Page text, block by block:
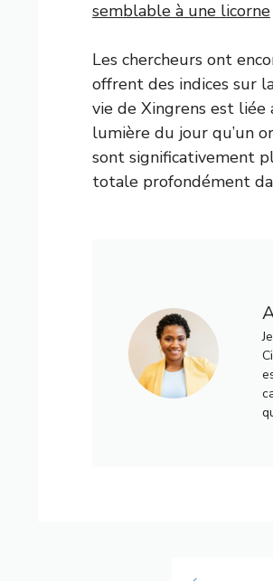
semblable à une licorne
Les chercheurs ont
offrent des indices sur
vie de Xingrens est
lumière du jour qu’un
sont significativement
totale profondément